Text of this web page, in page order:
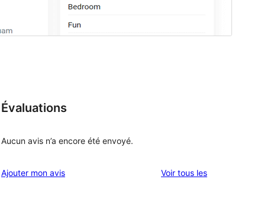
Évaluations
Aucun avis n’a encore été envoyé.
Ajouter mon avis Voir tous lesavis